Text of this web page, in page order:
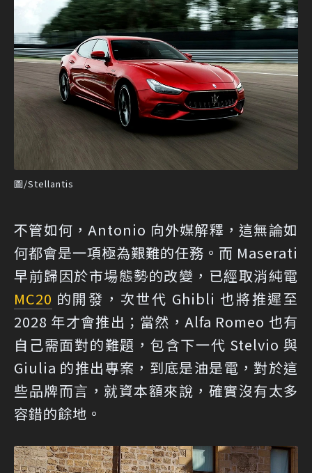
圖/Stellantis
不管如何，Antonio 向外媒解釋，這無論如
何都會是一項極為艱難的任務。而 Maserati
早前歸因於市場態勢的改變，已經取消純電
MC20 的開發，次世代 Ghibli 也將推遲至
2028 年才會推出；當然，Alfa Romeo 也有
自己需面對的難題，包含下一代 Stelvio 與
Giulia 的推出專案，到底是油是電，對於這
些品牌而言，就資本額來說，確實沒有太多
容錯的餘地。